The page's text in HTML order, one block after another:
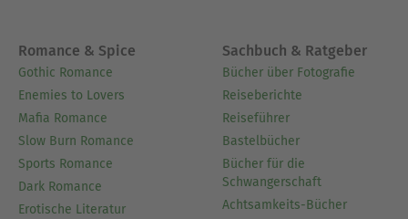
Romance & Spice
Gothic Romance
Enemies to Lovers
Mafia Romance
Slow Burn Romance
Sports Romance
Dark Romance
Erotische Literatur
Sachbuch & Ratgeber
Bücher über Fotografie
Reiseberichte
Reiseführer
Bastelbücher
Bücher für die
Schwangerschaft
Achtsamkeits-Bücher